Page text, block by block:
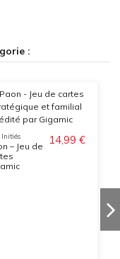
:
Initiés
– Jeu de
14,99 €